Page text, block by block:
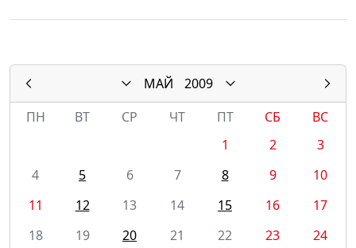
МАЙ
2009
ПН
ВТ СР ЧТ ПТ СБ
ВС
1
2
3
4
5 6 7 8 9
10
11
12 13 14 15 16
17
18
19 20 21 22 23
24